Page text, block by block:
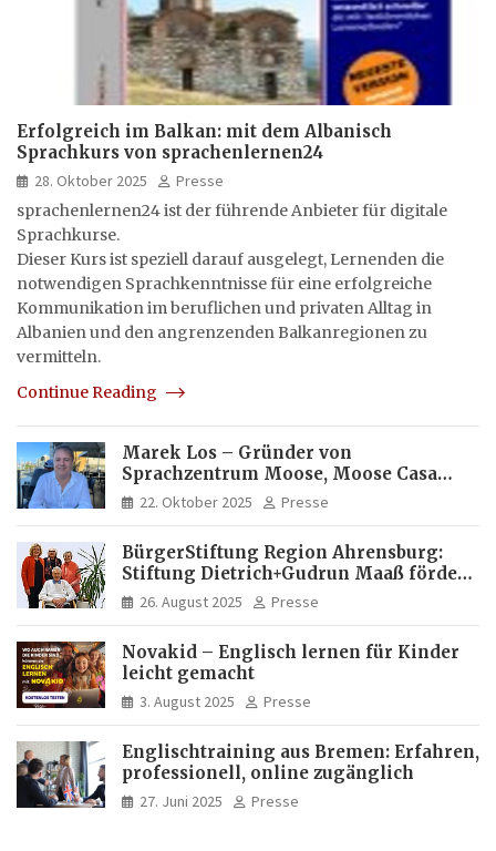
Erfolgreich im Balkan: mit dem Albanisch
Sprachkurs von sprachenlernen24
28. Oktober 2025
Presse
sprachenlernen24 ist der führende Anbieter für digitale
Sprachkurse.
Dieser Kurs ist speziell darauf ausgelegt, Lernenden die
notwendigen Sprachkenntnisse für eine erfolgreiche
Kommunikation im beruflichen und privaten Alltag in
Albanien und den angrenzenden Balkanregionen zu
vermitteln.
Continue Reading
Marek Los – Gründer von
Sprachzentrum Moose, Moose Casa
Italia und Apartamento Brasil |
Internationaler Experte für Bildung
22. Oktober 2025 Presse
BürgerStiftung Region Ahrensburg:
Stiftung Dietrich+Gudrun Maaß fördert
Deutschkenntnisse von Frauen
26. August 2025 Presse
Novakid – Englisch lernen für Kinder
leicht gemacht
3. August 2025 Presse
Englischtraining aus Bremen: Erfahren,
professionell, online zugänglich
27. Juni 2025 Presse